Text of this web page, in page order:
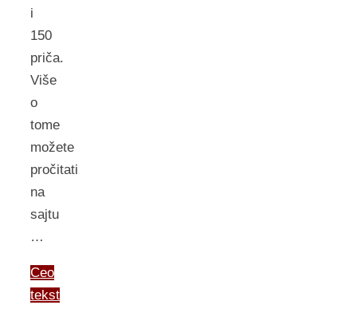
i
150
priča.
Više
o
tome
možete
pročitati
na
sajtu
…
Ceo
tekst